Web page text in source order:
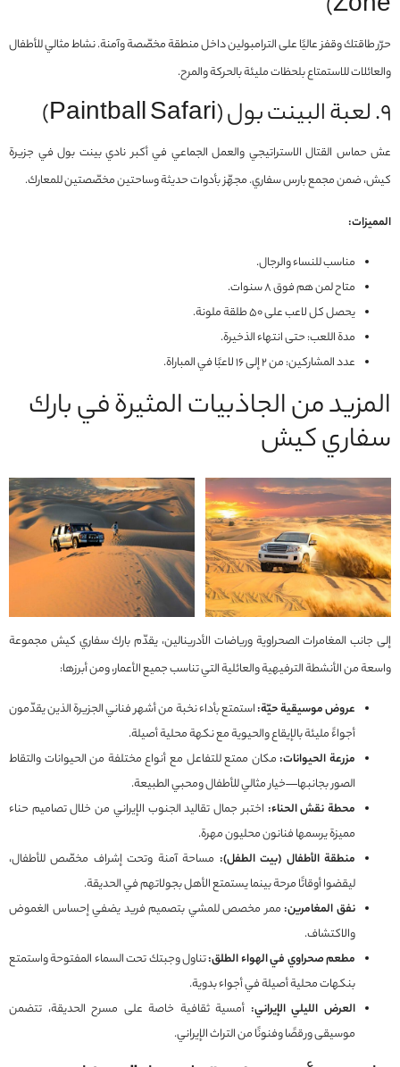
حرّر طاقتك وقفز عاليًا على الترامبولين داخل منطقة مخصّصة وآمنة. نشاط مثالي للأطفال
والعائلات للاستمتاع بلحظات مليئة بالحركة والمرح.
٩. لعبة البينت بول (Paintball Safari)
عش حماس القتال الاستراتيجي والعمل الجماعي في أكبر نادي بينت بول في جزيرة
كيش، ضمن مجمع بارس سفاري. مجهّز بأدوات حديثة وساحتين مخصّصتين للمعارك.
المميزات:
مناسب للنساء والرجال.
متاح لمن هم فوق ٨ سنوات.
يحصل كل لاعب على ٥٠ طلقة ملونة.
مدة اللعب: حتى انتهاء الذخيرة.
عدد المشاركين: من ٢ إلى ١٦ لاعبًا في المباراة.
المزيد من الجاذبيات المثيرة في بارك
سفاري كيش
إلى جانب المغامرات الصحراوية ورياضات الأدرينالين، يقدّم بارك سفاري كيش مجموعة
واسعة من الأنشطة الترفيهية والعائلية التي تناسب جميع الأعمار، ومن أبرزها:
عروض موسيقية حيّة:استمتع بأداء نخبة من أشهر فناني الجزيرة الذين يقدّمون
أجواءً مليئة بالإيقاع والحيوية مع نكهة محلية أصيلة.
مزرعة الحيوانات: مكان ممتع للتفاعل مع أنواع مختلفة من الحيوانات والتقاط
الصور بجانبها—خيار مثالي للأطفال ومحبي الطبيعة.
محطة نقش الحناء: اختبر جمال تقاليد الجنوب الإيراني من خلال تصاميم حناء
مميزة يرسمها فنانون محليون مهرة.
منطقة الأطفال (بيت الطفل): مساحة آمنة وتحت إشراف مخصّص للأطفال،
ليقضوا أوقاتًا مرحة بينما يستمتع الأهل بجولاتهم في الحديقة.
نفق المغامرين: ممر مخصص للمشي بتصميم فريد يضفي إحساس الغموض
والاكتشاف.
مطعم صحراوي في الهواء الطلق:تناول وجبتك تحت السماء المفتوحة واستمتع
بنكهات محلية أصيلة في أجواء بدوية.
العرض الليلي الإيراني: أمسية ثقافية خاصة على مسرح الحديقة، تتضمن
موسيقى ورقصًا وفنونًا من التراث الإيراني.